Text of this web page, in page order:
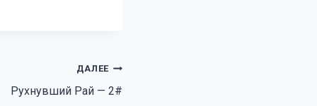
ДАЛЕЕ
Рухнувший Рай — 2#